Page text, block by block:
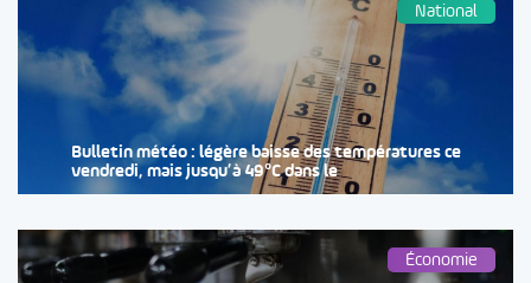
National
Bulletin météo : légère baisse des températures ce
vendredi, mais jusqu’à 49°C dans le
Économie